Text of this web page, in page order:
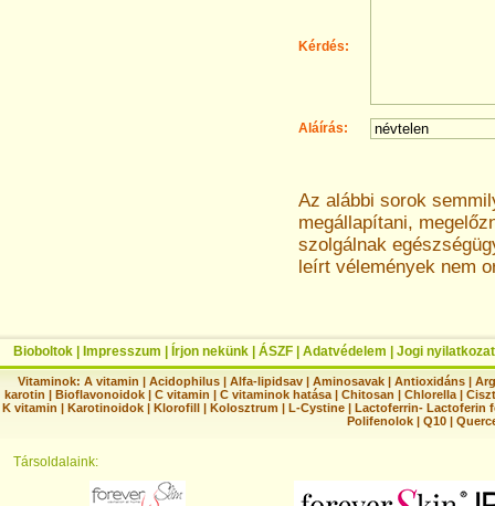
Kérdés:
Aláírás:
Az alábbi sorok
megállapítani,
szolgálnak
leírt vélemények nem
Bioboltok Impresszum Írjon nekünk ÁSZF Adatvédelem Jogi nyilatkozat
Vitaminok: A vitamin |Acidophilus |Alfa-lipidsav |Aminosavak |Antioxidáns |
karotin | Bioflavonoidok | C vitamin | C vitaminok hatása | Chitosan | Chlorella |
K vitamin | Karotinoidok | Klorofill | Kolosztrum | L-Cystine | Lactoferrin- Lactoferin
Polifenolok |Q10 |
Társoldalaink: